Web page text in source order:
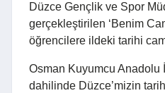
Düzce Gençlik ve Spor
gerçekleştirilen ‘Benim
öğrencilere ildeki tarihi
Osman Kuyumcu Anadolu
dahilinde Düzce’mizin